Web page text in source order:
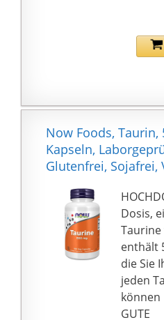
OHNE
weicht
Now Foods, Taurin,
Kapseln,
Glutenfrei, Sojafrei,
Dosis,
Taurine
enthält
die Sie
jeden
können
GUTE